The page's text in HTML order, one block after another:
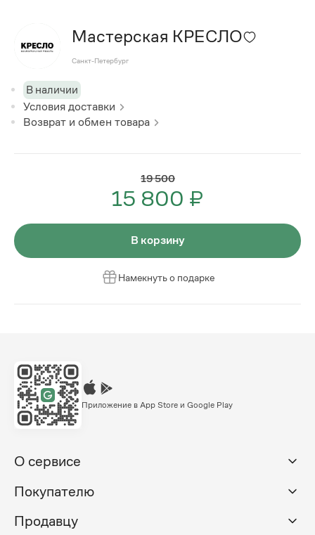
Мастерская КРЕСЛО
Санкт-Петербург
В наличии
Условия доставки
Возврат и обмен товара
19 500
15 800 ₽
В корзину
Намекнуть о подарке
Приложение в App Store и Google Play
О сервисе
Покупателю
Продавцу